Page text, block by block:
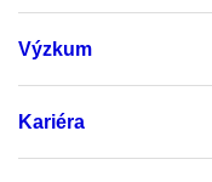
Výzkum
Kariéra